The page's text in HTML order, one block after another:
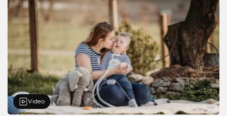
Video